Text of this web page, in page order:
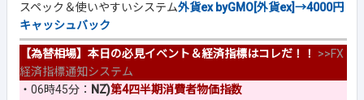
スペック＆使いやすいシステム外貨ex byGMO[外貨ex]→4000円
キャッシュバック
【為替相場】本日の必見イベント＆経済指標はコレだ！！ >>FX
経済指標通知システム
・06時45分： NZ)第4四半期消費者物価指数